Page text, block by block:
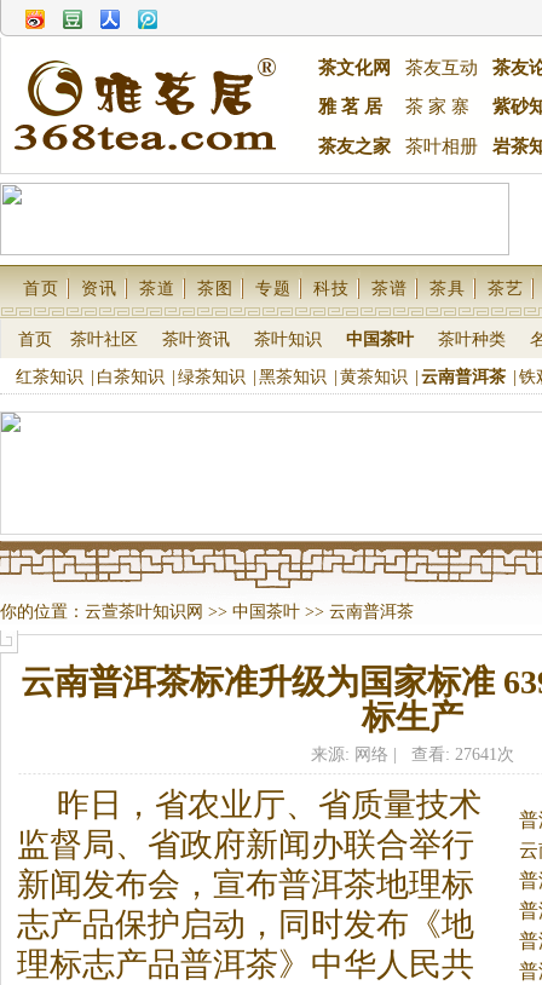
茶文化网 茶友互动
茶友
雅 茗 居
茶 家 寨 紫砂
茶友之家 茶叶相册 岩茶
首页 资讯 茶道 茶图 专题 科技 茶谱 茶具 茶艺
首页 茶叶社区 茶叶资讯 茶叶知识 中国茶叶 茶叶种类
红茶知识 白茶知识 绿茶知识 黑茶知识 黄茶知识 云南普洱茶 铁
你的位置： 云萱茶叶知识网 >> 中国茶叶 >> 云南普洱茶
云南普洱茶标准升级为国家标准
标生产
来源: 网络 | 查看: 27641次
蜜
昨日，省农业厅、省质量技术
监督局、省政府新闻办联合举行
新闻发布会，宣布普洱茶地理标
志产品保护启动，同时发布《地
理标志产品普洱茶》中华人民共